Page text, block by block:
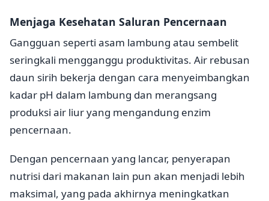
Menjaga Kesehatan Saluran Pencernaan
Gangguan seperti asam lambung atau sembelit
seringkali mengganggu produktivitas. Air rebusan
daun sirih bekerja dengan cara menyeimbangkan
kadar pH dalam lambung dan merangsang
produksi air liur yang mengandung enzim
pencernaan.
Dengan pencernaan yang lancar, penyerapan
nutrisi dari makanan lain pun akan menjadi lebih
maksimal, yang pada akhirnya meningkatkan